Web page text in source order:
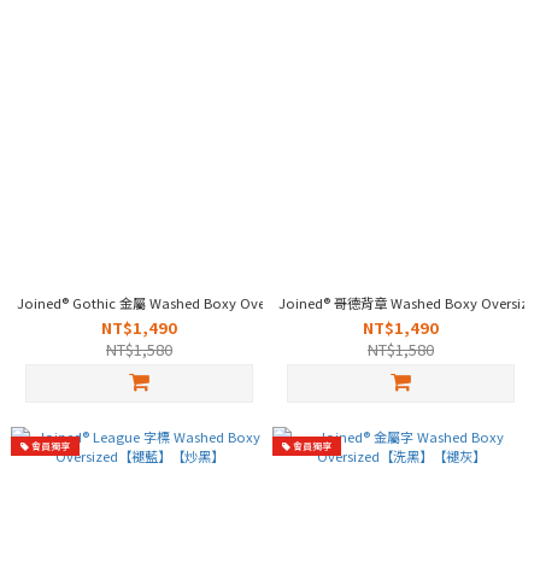
Joined® Gothic 金屬 Washed Boxy Oversized【炒黑】【炒灰】
NT$1,490
NT$1,580
Joined® 哥德背章 Washed Boxy
NT$1,490
NT$1,580
會員獨享 會員獨享